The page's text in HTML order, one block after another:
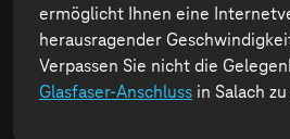
ermöglicht Ihnen eine
herausragender
Verpassen Sie nicht die
Glasfaser-Anschluss in Salach